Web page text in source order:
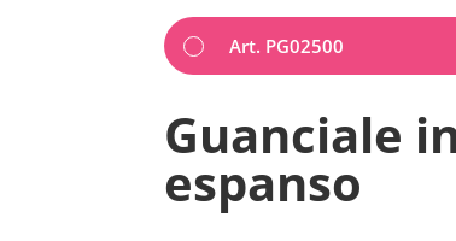
Art. PG02500
Guanciale
espanso